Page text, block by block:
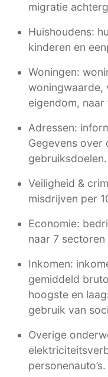
migratie
Huishoudens:
kinderen en
Woningen:
woningwaarde,
eigendom,
Adressen:
Gegevens over
gebruiksdoelen.
Veiligheid &
misdrijven per
Economie:
naar 7 sectoren
Inkomen:
gemiddeld
hoogste en
gebruik van
Overige
personenauto’s.